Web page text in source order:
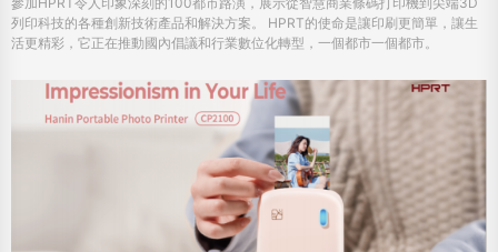
列印科技的各種創新技術產品和解決方案。 HPRT的使命是讓印刷更簡單，讓生
活更精彩，它正在推動國內倡議和行業數位化轉型，一個都市一個都市。